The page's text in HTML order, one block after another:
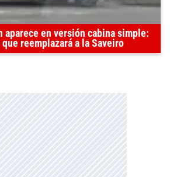
aparece en versión cabina simple:
reemplazará a la Saveiro